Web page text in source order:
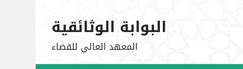
البوابة الوثائقية
المعهد العالي للقضاء